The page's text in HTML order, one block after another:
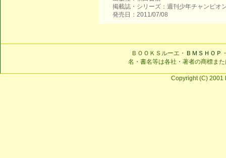
掲載誌・シリーズ：週刊少年チャンピオ
発売日：2011/07/08
ＢＯＯＫＳルーエ・ ＢＭＳＨＯＰ
名・書名等は各社・著者の商標ま
Copyright (C) 2001